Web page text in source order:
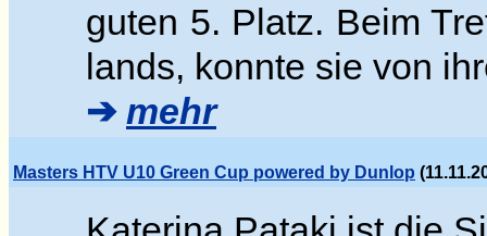
guten 5. Platz. Beim
lands, konnte sie von
➔ mehr
Masters HTV U10 Green Cup powered by Dunlop